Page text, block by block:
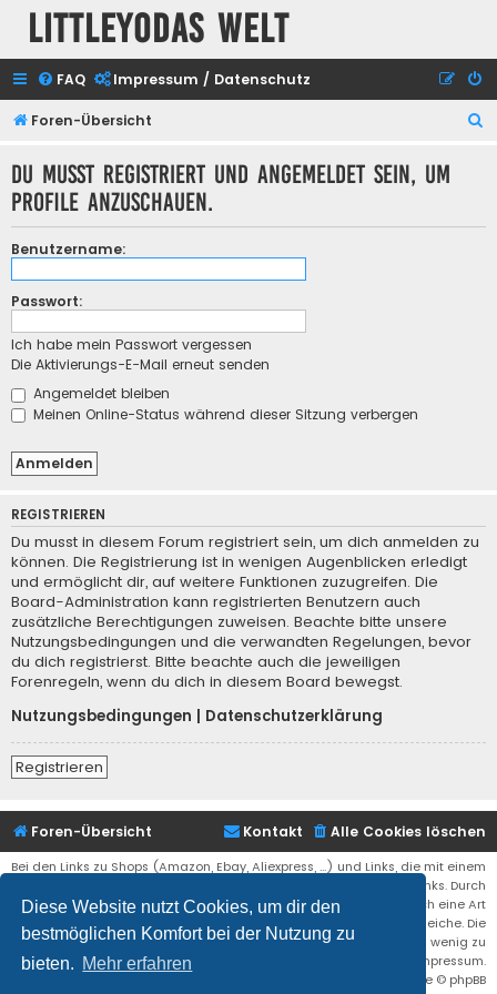
Diese Website nutzt Cookies, um dir den
bestmöglichen Komfort bei der Nutzung zu
bieten. Mehr erfahren
Littleyodas Welt
FAQ Impressum / Datenschutz
Foren-Übersicht
Du musst registriert und angemeldet sein, um
Profile anzuschauen.
Benutzername:
Passwort:
Ich habe mein Passwort vergessen
Die Aktivierungs-E-Mail erneut senden
Angemeldet bleiben
Meinen Online-Status während dieser Sitzung verbergen
REGISTRIEREN
Du musst in diesem Forum registriert sein, um dich anmelden zu
können. Die Registrierung ist in wenigen Augenblicken erledigt
und ermöglicht dir, auf weitere Funktionen zuzugreifen. Die
Board-Administration kann registrierten Benutzern auch
zusätzliche Berechtigungen zuweisen. Beachte bitte unsere
Nutzungsbedingungen und die verwandten Regelungen, bevor
du dich registrierst. Bitte beachte auch die jeweiligen
Forenregeln, wenn du dich in diesem Board bewegst.
Nutzungsbedingungen
Datenschutzerklärung
Registrieren
Foren-Übersicht Alle Cookies löschen
Kontakt
Bei den Links zu Shops (Amazon, Ebay, Aliexpress, ...) und Links, die mit einem
Stern (*) markiert sind, kann es sich um sogenannte Affiliate Links. Durch
den Kauf eines Produktes über einen Affiliate Link erhälte ich eine Art
Umsatzbeteiligung gutgeschrieben. Für euch bleibt der Preis der gleiche. Die
Einnahmen helfen die Hostgebühren für diese Webseite ein wenig zu
reduzieren. Siehe auch das Impressum.
® Forum Software © phpBB